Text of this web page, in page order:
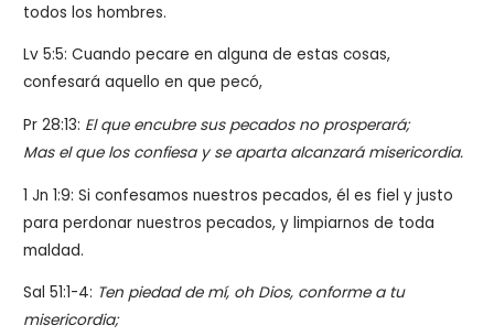
todos los hombres.
Lv 5:5: Cuando pecare en alguna de estas cosas,
confesará aquello en que pecó,
Pr 28:13: El que encubre sus pecados no prosperará;
Mas el que los confiesa y se aparta alcanzará misericordia.
1 Jn 1:9: Si confesamos nuestros pecados, él es fiel y justo
para perdonar nuestros pecados, y limpiarnos de toda
maldad.
Sal 51:1-4: Ten piedad de mí, oh Dios, conforme a tu
misericordia;